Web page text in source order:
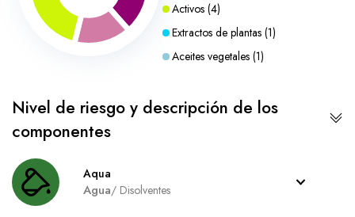
Activos(4)
Extractos de plantas(1)
Aceites vegetales(1)
Nivel de riesgo y descripción de los
componentes
Aqua
Agua/ Disolventes